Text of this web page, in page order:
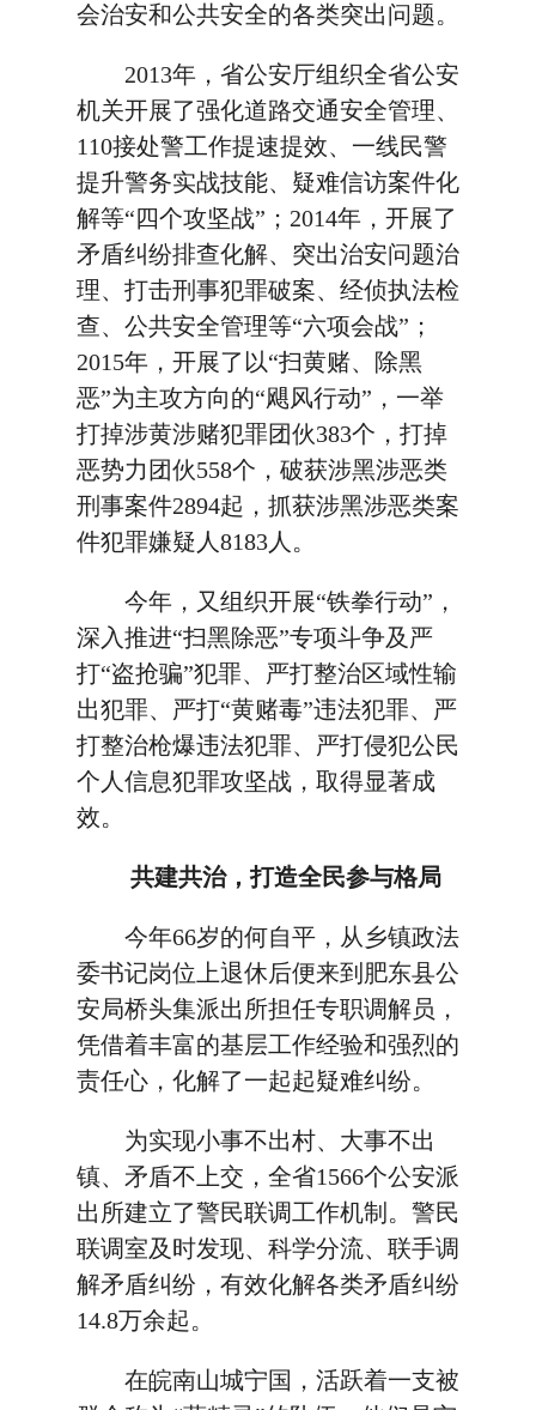
会治安和公共安全的各类突出问题。
2013年，省公安厅组织全省公安
机关开展了强化道路交通安全管理、
110接处警工作提速提效、一线民警
提升警务实战技能、疑难信访案件化
解等“四个攻坚战”；2014年，开展了
矛盾纠纷排查化解、突出治安问题治
理、打击刑事犯罪破案、经侦执法检
查、公共安全管理等“六项会战”；
2015年，开展了以“扫黄赌、除黑
恶”为主攻方向的“飓风行动”，一举
打掉涉黄涉赌犯罪团伙383个，打掉
恶势力团伙558个，破获涉黑涉恶类
刑事案件2894起，抓获涉黑涉恶类案
件犯罪嫌疑人8183人。
今年，又组织开展“铁拳行动”，
深入推进“扫黑除恶”专项斗争及严
打“盗抢骗”犯罪、严打整治区域性输
出犯罪、严打“黄赌毒”违法犯罪、严
打整治枪爆违法犯罪、严打侵犯公民
个人信息犯罪攻坚战，取得显著成
效。
共建共治，打造全民参与格局
今年66岁的何自平，从乡镇政法
委书记岗位上退休后便来到肥东县公
安局桥头集派出所担任专职调解员，
凭借着丰富的基层工作经验和强烈的
责任心，化解了一起起疑难纠纷。
为实现小事不出村、大事不出
镇、矛盾不上交，全省1566个公安派
出所建立了警民联调工作机制。警民
联调室及时发现、科学分流、联手调
解矛盾纠纷，有效化解各类矛盾纠纷
14.8万余起。
在皖南山城宁国，活跃着一支被